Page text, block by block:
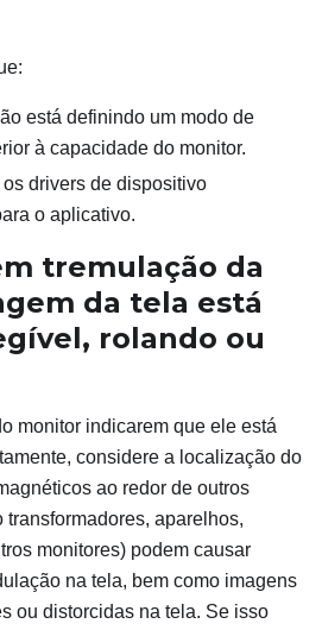
está definindo um modo de
à capacidade do monitor.
drivers de dispositivo
o aplicativo.
tremulação da
da tela está
rolando ou
monitor indicarem que ele está
considere a localização do
ao redor de outros
transformadores, aparelhos,
monitores) podem causar
na tela, bem como imagens
ou distorcidas na tela. Se isso